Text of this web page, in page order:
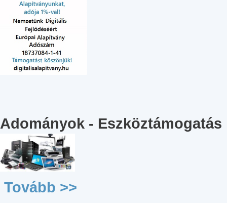
Adományok - Eszköztámogatás
Tovább >>